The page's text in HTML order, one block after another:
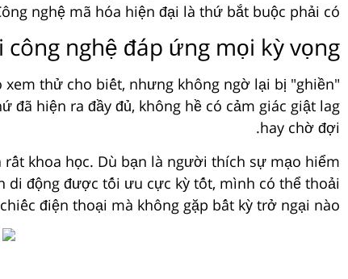
nghệ mã hóa hiện đại là thứ bắt buộc phải có.
nghệ đáp ứng mọi kỳ vọng
xem thử cho biết, nhưng không ngờ lại bị "ghiền"
đã hiện ra đầy đủ, không hề có cảm giác giật lag
hay chờ đợi.
khoa học. Dù bạn là người thích sự mạo hiểm
động được tối ưu cực kỳ tốt, mình có thể thoải
điện thoại mà không gặp bất kỳ trở ngại nào.